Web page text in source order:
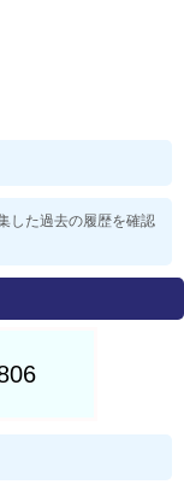
した過去の履歴を確認